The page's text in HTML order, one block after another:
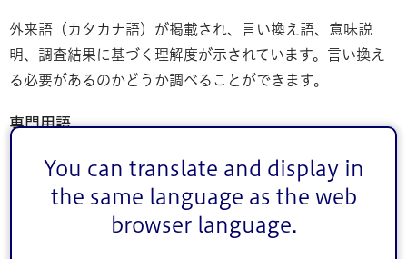
You can translate and display in
the same language as the web
browser language.
外来語（カタカナ語）が掲載され、言い換え語、意味説
明、調査結果に基づく理解度が示されています。言い換え
る必要があるのかどうか調べることができます。
専門用語
つのパターンに分けて表現を工夫します。
言い換えができるパターン：対応:日常語に言い換える